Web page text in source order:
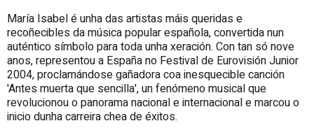
María Isabel é unha das artistas máis queridas e
recoñecibles da música popular española, convertida nun
auténtico símbolo para toda unha xeración. Con tan só nove
anos, representou a España no Festival de Eurovisión Junior
2004, proclamándose gañadora coa inesquecible canción
'Antes muerta que sencilla', un fenómeno musical que
revolucionou o panorama nacional e internacional e marcou o
inicio dunha carreira chea de éxitos.